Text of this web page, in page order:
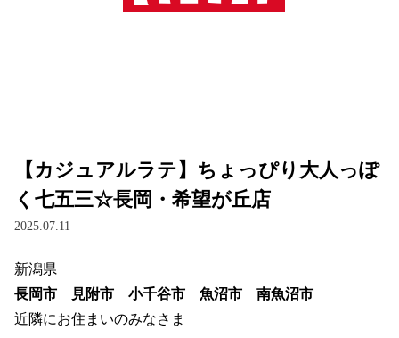
【カジュアルラテ】ちょっぴり大人っぽ
く七五三☆長岡・希望が丘店
2025.07.11
新潟県
長岡市　見附市　小千谷市　魚沼市　南魚沼市
近隣にお住まいのみなさま